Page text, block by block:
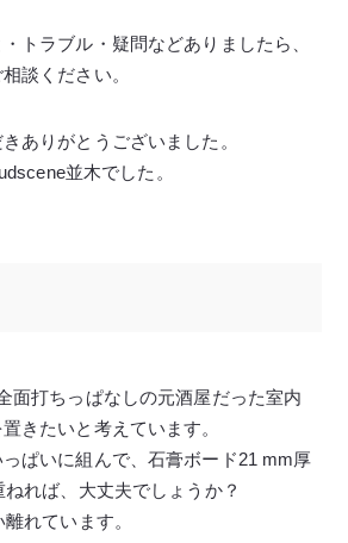
トラブル・疑問などありましたら、
談ください。
ありがとうございました。
並木でした。
面打ちっぱなしの元酒屋だった室内
きたいと考えています。
ぱいに組んで、石膏ボード21 mm厚
れば、大丈夫でしょうか？
れています。